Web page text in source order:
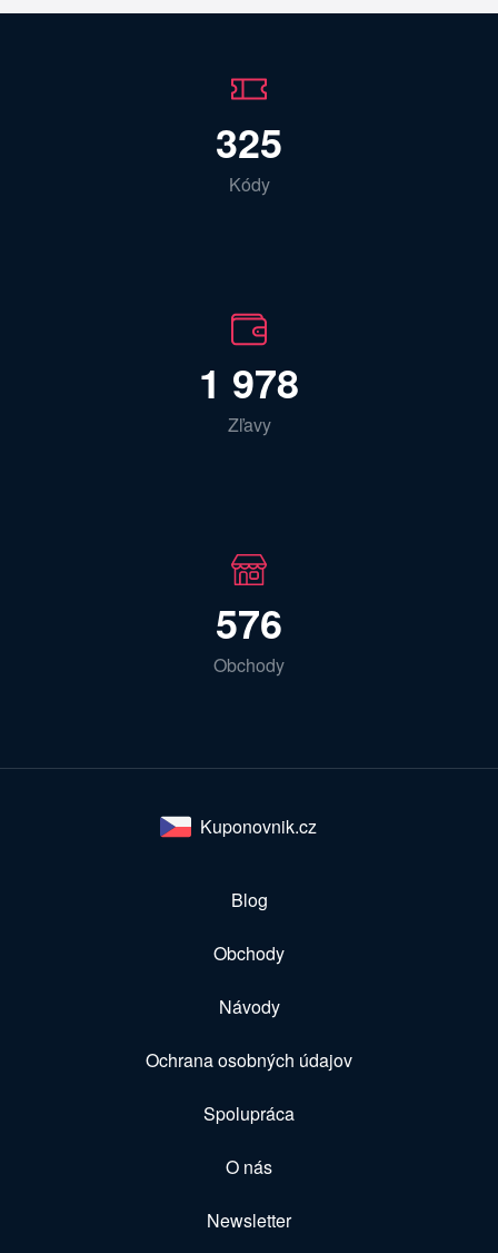
325
Kódy
1 978
Zľavy
576
Obchody
Kuponovnik.cz
Blog
Obchody
Návody
Ochrana osobných údajov
Spolupráca
O nás
Newsletter